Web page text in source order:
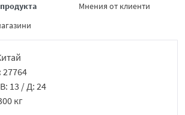
Мнения от клиенти
27764
13 / Д: 24
кг